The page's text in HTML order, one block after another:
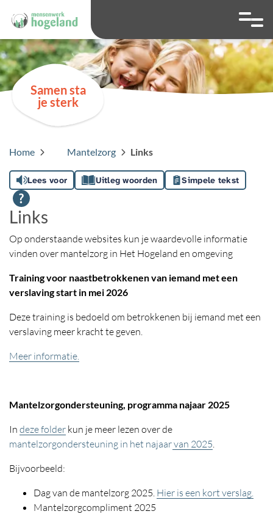
Hoog contrast
Ga naar
Samen sta
je sterk
Home Mantelzorg Links
Lees voor Uitleg woorden Simpele tekst
Links
Op onderstaande websites kun je waardevolle informatie
vinden over mantelzorg in Het Hogeland en omgeving
Training voor naastbetrokkenen van iemand met een
verslaving start in mei 2026
Deze training is bedoeld om betrokkenen bij iemand met een
verslaving meer kracht te geven.
Meer informatie.
Mantelzorgondersteuning, programma najaar 2025
In deze folder kun je meer lezen over de
mantelzorgondersteuning in het najaar van 2025
Bijvoorbeeld:
Dag van de mantelzorg 2025. Hier is een kort verslag.
Mantelzorgcompliment 2025